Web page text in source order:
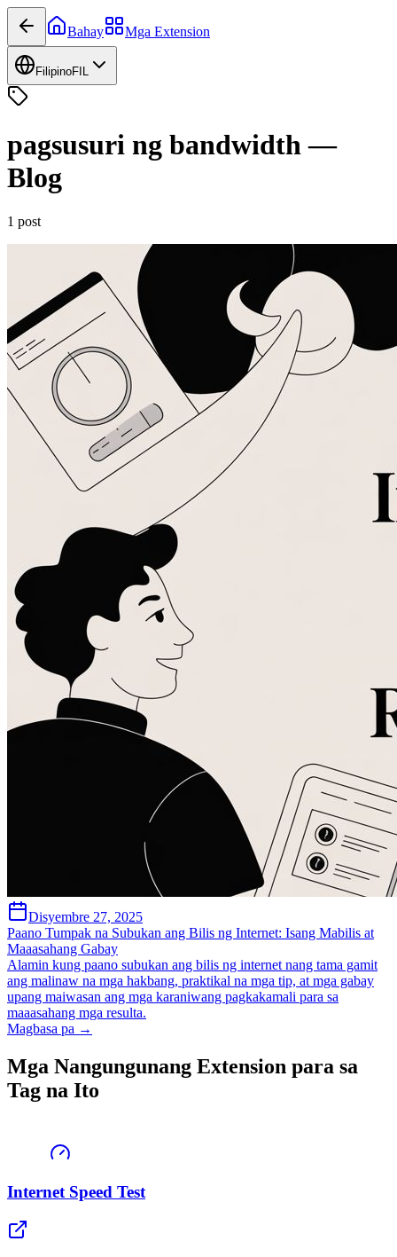
Bahay Mga Extension
FilipinoFIL
pagsusuri ng bandwidth—
Blog
1 post
Disyembre 27, 2025
Paano Tumpak na Subukan ang Bilis ng Internet: Isang Mabilis at
Maaasahang Gabay
Alamin kung paano subukan ang bilis ng internet nang tama gamit
ang malinaw na mga hakbang, praktikal na mga tip, at mga gabay
upang maiwasan ang mga karaniwang pagkakamali para sa
maaasahang mga resulta.
Magbasa pa →
Mga Nangungunang Extension para sa
Tag na Ito
Internet Speed Test